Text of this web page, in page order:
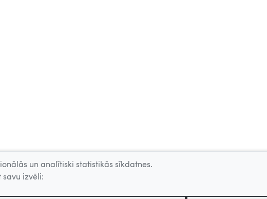
un analītiski statistikās sīkdatnes.
savu izvēli: